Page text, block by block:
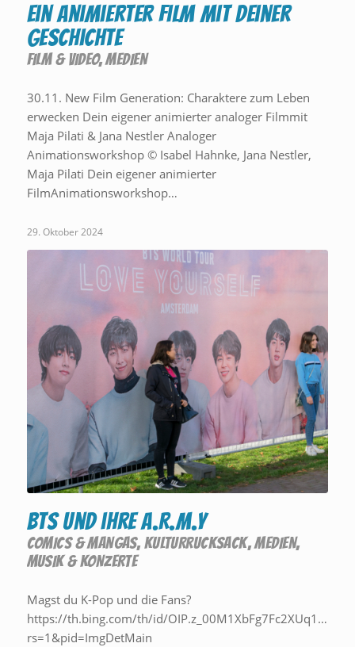
Ein animierter Film mit deiner
Geschichte
FILM & VIDEO,MEDIEN
30.11. New Film Generation: Charaktere zum Leben
erwecken Dein eigener animierter analoger Filmmit
Maja Pilati & Jana Nestler Analoger
Animationsworkshop © Isabel Hahnke, Jana Nestler,
Maja Pilati Dein eigener animierter
FilmAnimationsworkshop…
29. Oktober 2024
BTS und ihre A.R.M.Y
COMICS & MANGAS, KULTURRUCKSACK,MEDIEN,
MUSIK & KONZERTE
Magst du K-Pop und die Fans?
https://th.bing.com/th/id/
rs=1&pid=ImgDetMain